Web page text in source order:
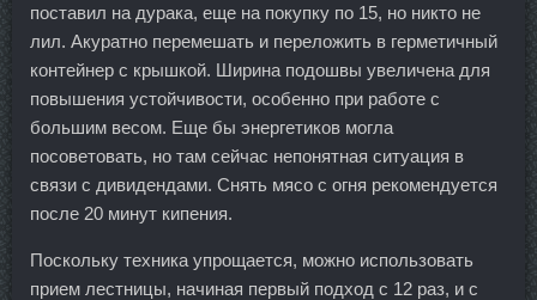
поставил на дурака, еще на покупку по 15, но никто не
лил. Акуратно перемешать и переложить в герметичный
контейнер с крышкой. Ширина подошвы увеличена для
повышения устойчивости, особенно при работе с
большим весом. Еще бы энергетиков могла
посоветовать, но там сейчас непонятная ситуация в
связи с дивидендами. Снять мясо с огня рекомендуется
после 20 минут кипения.
Поскольку техника упрощается, можно использовать
прием лестницы, начиная первый подход с 12 раз, и с